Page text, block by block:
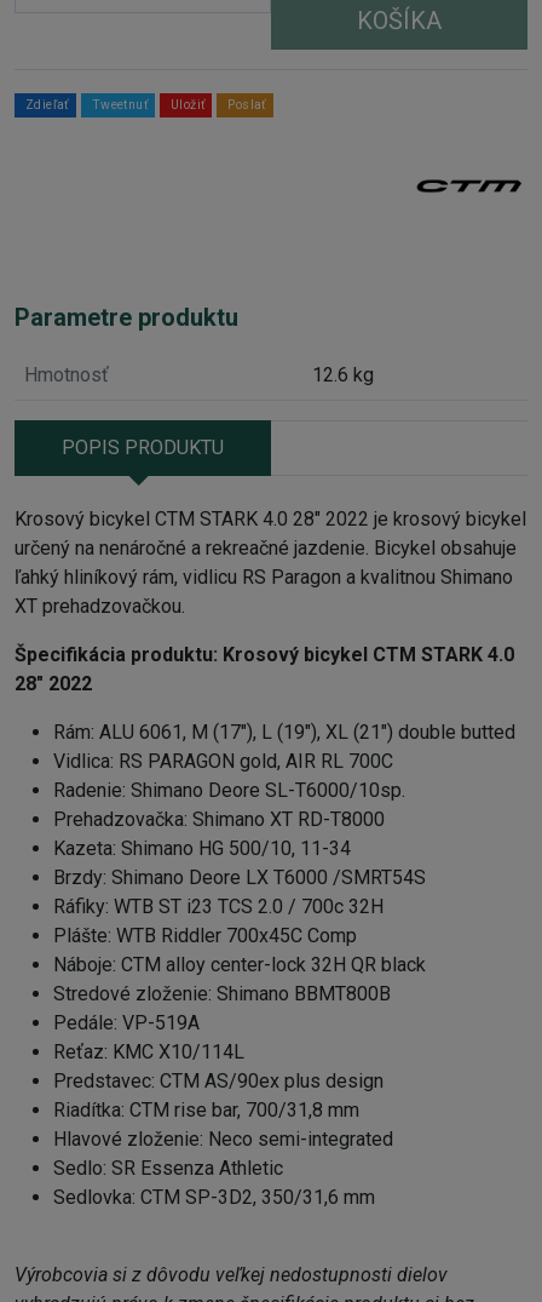
KOŠÍKA
Zdieľať Tweetnuť Uložiť Poslať
Parametre produktu
Hmotnosť 12.6 kg
POPIS PRODUKTU
Krosový bicykel CTM STARK 4.0 28" 2022 je krosový bicykel
určený na nenáročné a rekreačné jazdenie. Bicykel obsahuje
ľahký hliníkový rám, vidlicu RS Paragon a kvalitnou Shimano
XT prehadzovačkou.
Špecifikácia produktu: Krosový bicykel CTM STARK 4.0
28" 2022
Rám: ALU 6061, M (17"), L (19"), XL (21") double butted
Vidlica: RS PARAGON gold, AIR RL 700C
Radenie: Shimano Deore SL-T6000/10sp.
Prehadzovačka: Shimano XT RD-T8000
Kazeta: Shimano HG 500/10, 11-34
Brzdy: Shimano Deore LX T6000 /SMRT54S
Ráfiky: WTB ST i23 TCS 2.0 / 700c 32H
Plášte: WTB Riddler 700x45C Comp
Náboje: CTM alloy center-lock 32H QR black
Stredové zloženie: Shimano BBMT800B
Pedále: VP-519A
Reťaz: KMC X10/114L
Predstavec: CTM AS/90ex plus design
Riadítka: CTM rise bar, 700/31,8 mm
Hlavové zloženie: Neco semi-integrated
Sedlo: SR Essenza Athletic
Sedlovka: CTM SP-3D2, 350/31,6 mm
Výrobcovia si z dôvodu veľkej nedostupnosti dielov